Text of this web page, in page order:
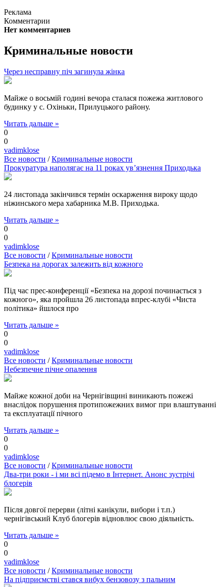
Реклама
Комментарии
Нет комментариев
Криминальные новости
Через несправну піч загинула жінка
Майже о восьмій годині вечора сталася пожежа житлового
будинку у с. Охіньки, Прилуцького району.
Читать дальше »
0
0
vadimklose
Все новости /Криминальные новости
Прокуратура наполягає на 11 роках ув’язнення Приходька
24 листопада закінчився термін оскарження вироку щодо
ніжинського мера хабарника М.В. Приходька.
Читать дальше »
0
0
vadimklose
Все новости /Криминальные новости
Безпека на дорогах залежить від кожного
Під час прес-конференції «Безпека на дорозі починається з
кожного», яка пройшла 26 листопада впрес-клубі «Чиста
політика» йшлося про
Читать дальше »
0
0
vadimklose
Все новости /Криминальные новости
Небезпечне пічне опалення
Майже кожної доби на Чернігівщині виникають пожежі
внаслідок порушення протипожежних вимог при влаштуванні
та експлуатації пічного
Читать дальше »
0
0
vadimklose
Все новости /Криминальные новости
Два-три роки - і ми всі підемо в Інтернет. Анонс зустрічі
блогерів
Після довгої перерви (літні канікули, вибори і т.п.)
чернігівський Клуб блогерів відновлює свою діяльність.
Читать дальше »
0
0
vadimklose
Все новости /Криминальные новости
На підприємстві стався вибух бензовозу з пальним